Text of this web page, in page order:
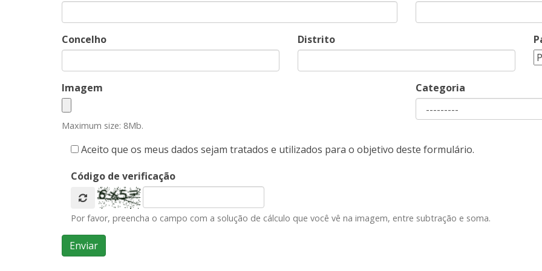
Concelho Distrito
Imagem
Maximum size: 8Mb.
Categoria
Aceito que os meus dados sejam tratados e utilizados para o objetivo deste formulário.
Código de verificação
Por favor, preencha o campo com a solução de cálculo que você vê na imagem, entre subtração e soma.